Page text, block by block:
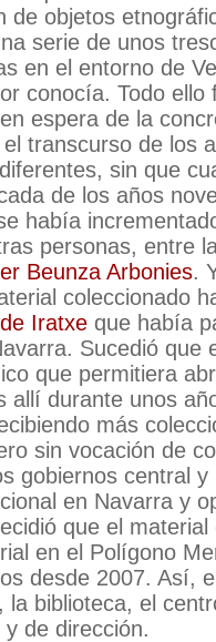
de objetos
serie de unos
en el entorno de
conocía. Todo ello
espera de la
transcurso de los
sin que
de los años
había
personas, entre
Beunza Arbonies.
coleccionado
Iratxe que había
Sucedió que
que permitiera
allí durante unos
más
sin vocación de
gobiernos central
en Navarra y
que el material
en el Polígono
desde 2007. Así,
biblioteca, el
de dirección.